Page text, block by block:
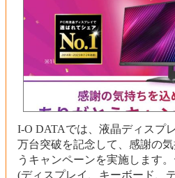
I-O DATAでは、液晶ディスプ
万台突破を記念して、感謝の
うキャンペーンを実施します
(ディスプレイ、キーボード、